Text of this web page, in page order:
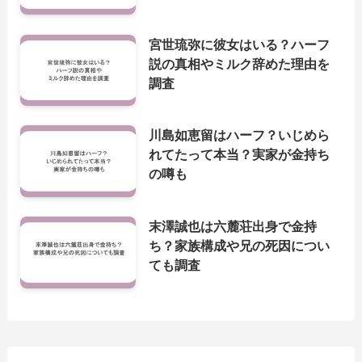
宮世琉弥に彼女はいる？ハーフ
説の真相やミルク辞めた理由を
調査
川島如恵留はハーフ？いじめら
れてたって本当？実家が金持ち
の噂も
末澤誠也は六麓荘出身で金持
ち？家族構成や兄の死因につい
ても調査